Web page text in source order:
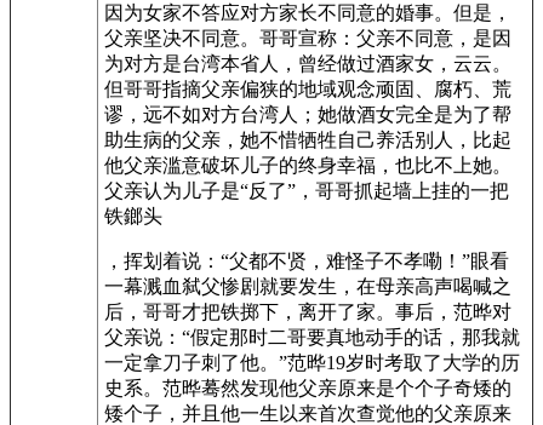
因为女家不答应对方家长不同意的婚事。但是，
父亲坚决不同意。哥哥宣称：父亲不同意，是因
为对方是台湾本省人，曾经做过酒家女，云云。
但哥哥指摘父亲偏狭的地域观念顽固、腐朽、荒
谬，远不如对方台湾人；她做酒女完全是为了帮
助生病的父亲，她不惜牺牲自己养活别人，比起
他父亲滥意破坏儿子的终身幸福，也比不上她。
父亲认为儿子是“反了”，哥哥抓起墙上挂的一把
铁鎯头
，挥划着说：“父都不贤，难怪子不孝嘞！”眼看
一幕溅血弑父惨剧就要发生，在母亲高声喝喊之
后，哥哥才把铁掷下，离开了家。事后，范晔对
父亲说：“假定那时二哥要真地动手的话，那我就
一定拿刀子刺了他。”范晔19岁时考取了大学的历
史系。范晔蓦然发现他父亲原来是个个子奇矮的
矮个子，并且他一生以来首次查觉他的父亲原来